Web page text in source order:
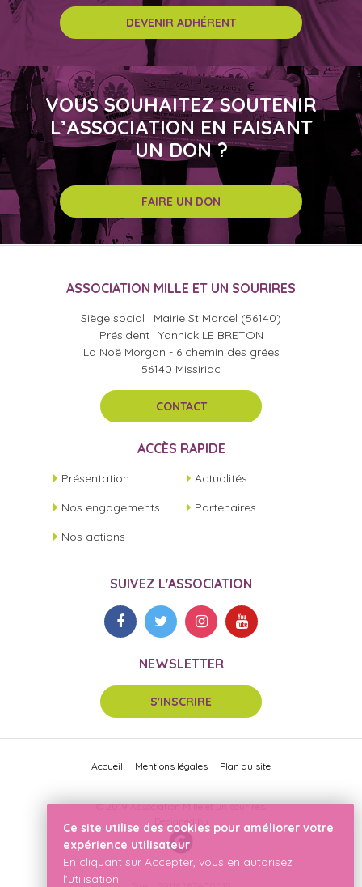
DEVENIR ADHÉRENT
VOUS SOUHAITEZ SOUTENIR
L’ASSOCIATION EN FAISANT
UN DON ?
FAIRE UN DON
ASSOCIATION MILLE ET UN SOURIRES
Siège social : Mairie St Marcel (56140)
Président : Yannick LE BRETON
La Noë Morgan - 6 chemin des grées
56140 Missiriac
CONTACT
ACCÈS RAPIDE
Présentation
Actualités
Nos engagements
Partenaires
Nos actions
SUIVEZ L'ASSOCIATION
NEWSLETTER
S'INSCRIRE
Accueil Mentions légales Plan du site
© 2019 Association Mille et un sourires.
Designed by
Ce site utilise des cookies pour améliorer votre
expérience utilisateur
En cliquant sur Accepter, vous en autorisez
l'utilisation.